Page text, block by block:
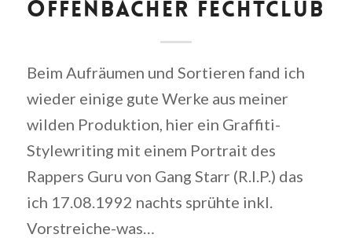
OFFENBACHER FECHTCLUB
Beim Aufräumen und Sortieren fand ich
wieder einige gute Werke aus meiner
wilden Produktion, hier ein Graffiti-
Stylewriting mit einem Portrait des
Rappers Guru von Gang Starr (R.I.P.) das
ich 17.08.1992 nachts sprühte inkl.
Vorstreiche-was…